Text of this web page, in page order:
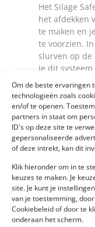
Om de beste ervaringen
technologieën zoals
en/of te openen.
partners in staat om
ID's op deze site te
gepersonaliseerde
of deze intrekt, kan dit
Klik hieronder om in te
keuzes te maken. Je
site. Je kunt je
van je toestemming,
Cookiebeleid of door te
onderaan het scherm.
Het Silage
het afdekken
te maken en
te voorzien.
slurven op
je dit
toe te
spanner. Het
sleufsilo
inspanning
Hoe
Safe
Het Silage
ontworpen
dekken. Deze